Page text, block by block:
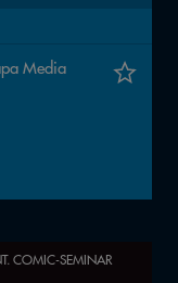
Media
COMIC-SEMINAR